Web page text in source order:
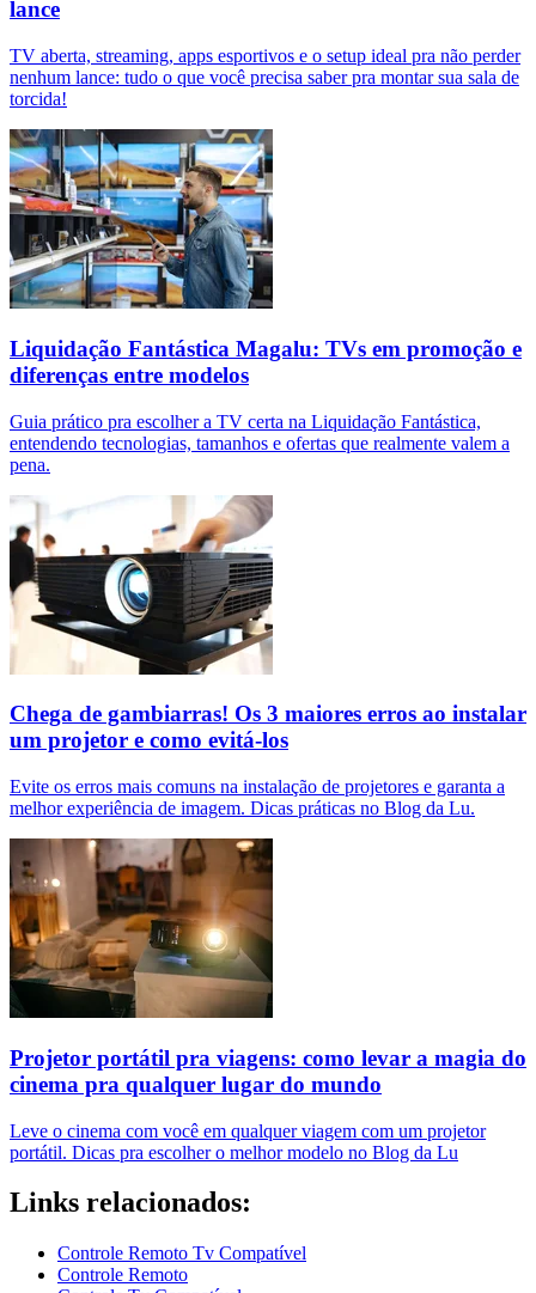
lance
TV aberta, streaming, apps esportivos e o setup ideal pra não perder
nenhum lance: tudo o que você precisa saber pra montar sua sala de
torcida!
Liquidação Fantástica Magalu: TVs em promoção e
diferenças entre modelos
Guia prático pra escolher a TV certa na Liquidação Fantástica,
entendendo tecnologias, tamanhos e ofertas que realmente valem a
pena.
Chega de gambiarras! Os 3 maiores erros ao instalar
um projetor e como evitá-los
Evite os erros mais comuns na instalação de projetores e garanta a
melhor experiência de imagem. Dicas práticas no Blog da Lu.
Projetor portátil pra viagens: como levar a magia do
cinema pra qualquer lugar do mundo
Leve o cinema com você em qualquer viagem com um projetor
portátil. Dicas pra escolher o melhor modelo no Blog da Lu
Links relacionados:
Controle Remoto Tv Compatível
Controle Remoto